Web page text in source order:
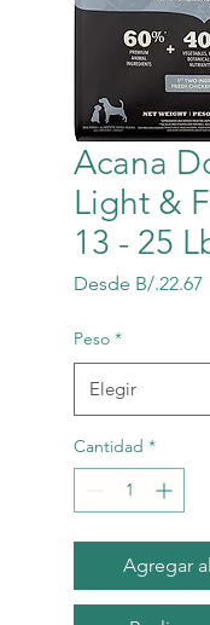
Acana
Light &
13 - 25
Desde B/.22.67
Peso *
Cantidad *
Agregar